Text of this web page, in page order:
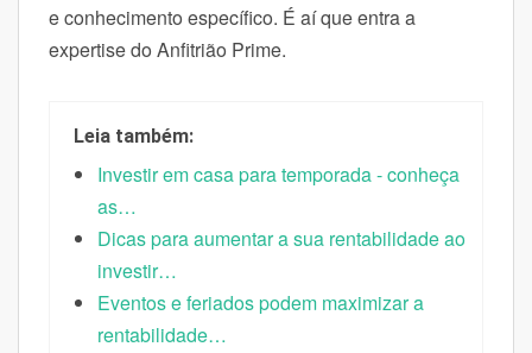
e conhecimento específico. É aí que entra a
expertise do Anfitrião Prime.
Leia também:
Investir em casa para temporada - conheça
as…
Dicas para aumentar a sua rentabilidade ao
investir…
Eventos e feriados podem maximizar a
rentabilidade…